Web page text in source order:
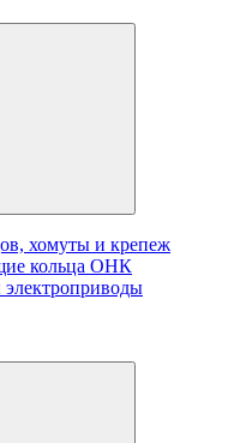
хомуты и крепеж
кольца ОНК
электроприводы